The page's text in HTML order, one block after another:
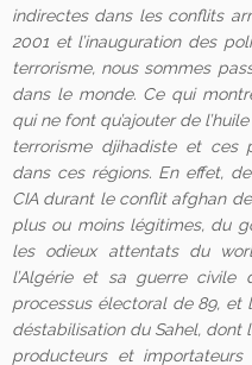
indirectes dans les conflits
2001 et l’inauguration des
terrorisme, nous sommes
dans le monde. Ce qui
qui ne font qu’ajouter de
terrorisme djihadiste et ces
dans ces régions. En effet,
CIA durant le conflit afghan
plus ou moins légitimes, du
les odieux attentats du
l’Algérie et sa guerre civile
processus électoral de 89, et
déstabilisation du Sahel, dont
producteurs et